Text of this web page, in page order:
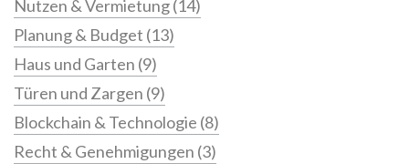
Nutzen & Vermietung(14)
Planung & Budget (13)
Haus und Garten (9)
Türen und Zargen (9)
Blockchain & Technologie (8)
Recht & Genehmigungen (3)